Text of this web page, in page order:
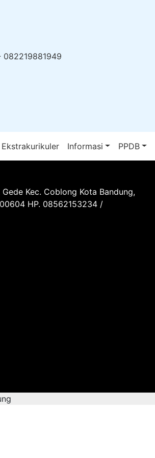
Ekstrakurikuler Informasi PPDB
Kec. Coblong Kota Bandung,
HP. 08562153234 /